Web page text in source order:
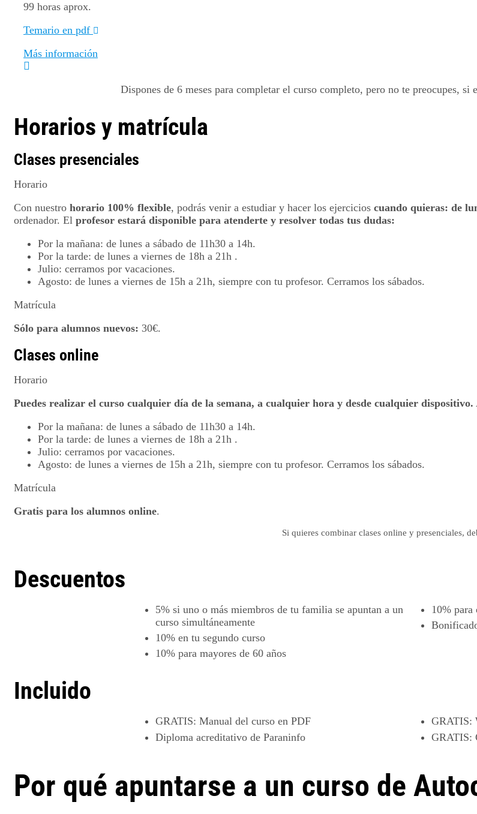
99 horas aprox.
Temario en pdf
Más información
Dispones de 6 meses para completar el curso completo, pero no te preocupes, si
Horarios y matrícula
Clases presenciales
Horario
Con nuestro horario 100% flexible, podrás venir a estudiar y hacer los ejercicios cuando quieras: de
ordenador. El profesor estará disponible para atenderte y resolver todas tus dudas:
Por la mañana: de lunes a sábado de 11h30 a 14h.
Por la tarde: de lunes a viernes de 18h a 21h .
Julio: cerramos por vacaciones.
Agosto: de lunes a viernes de 15h a 21h, siempre con tu profesor. Cerramos los sábados.
Matrícula
Sólo para alumnos nuevos: 30€.
Clases online
Horario
Puedes realizar el curso cualquier día de la semana, a cualquier hora y desde cualquier dispositivo.
Por la mañana: de lunes a sábado de 11h30 a 14h.
Por la tarde: de lunes a viernes de 18h a 21h .
Julio: cerramos por vacaciones.
Agosto: de lunes a viernes de 15h a 21h, siempre con tu profesor. Cerramos los sábados.
Matrícula
Gratis para los alumnos online.
Si quieres combinar clases online y presenciales,
Descuentos
5%si uno o más miembros de tu familia se apuntan a un
curso simultáneamente
10%en tu segundo curso
10%para mayores de 60 años
10%para
Incluido
GRATIS: Manual del curso en PDF
Diploma acreditativo de Paraninfo
GRATIS:
GRATIS:
Por qué apuntarse a un curso de